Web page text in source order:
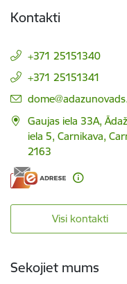
Kontakti
+371 25151340
+371 25151341
E-pasts:
Gaujas iela 33A,
iela 5, Carnikava,
2163
Visi kontakti
Sekojiet mums